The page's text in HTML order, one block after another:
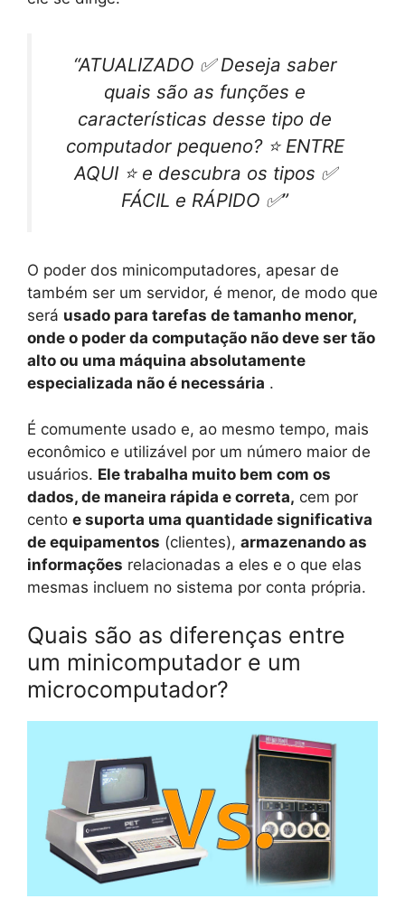
“ATUALIZADO ✅ Deseja saber
quais são as funções e
características desse tipo de
computador pequeno? ⭐ ENTRE
AQUI ⭐ e descubra os tipos ✅
FÁCIL e RÁPIDO ✅”
O poder dos minicomputadores, apesar de
também ser um servidor, é menor, de modo que
será usado para tarefas de tamanho menor,
onde o poder da computação não deve ser tão
alto ou uma máquina absolutamente
especializada não é necessária .
É comumente usado e, ao mesmo tempo, mais
econômico e utilizável por um número maior de
usuários. Ele trabalha muito bem com os
dados, de maneira rápida e correta, cem por
cento e suporta uma quantidade significativa
de equipamentos (clientes), armazenando as
informações relacionadas a eles e o que elas
mesmas incluem no sistema por conta própria.
Quais são as diferenças entre
um minicomputador e um
microcomputador?